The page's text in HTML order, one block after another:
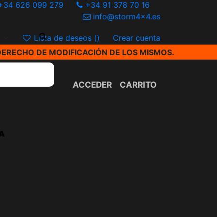
626 099 279
+34 91 378 70 16
info@storm4x4.es
Lista de deseos ()
Crear cuenta
DE MODIFICACIÓN DE LOS MISMOS.
ACCEDER CARRITO